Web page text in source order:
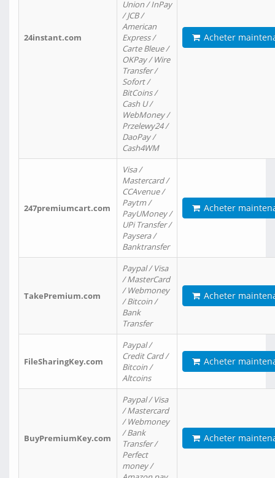
24instant.com
Union / InPay
/ JCB /
American
Express /
Carte Bleue /
OKPay / Wire
Transfer /
Sofort /
BitCoins /
Cash U /
WebMoney /
Przelewy24 /
DaoPay /
Cash4WM
Acheter
247premiumcart.com
Visa /
Mastercard /
CCAvenue /
Paytm /
PayUMoney /
UPi Transfer /
Paysera /
Banktransfer
Acheter
TakePremium.com
Paypal / Visa
/ MasterCard
/ Webmoney
/ Bitcoin /
Bank
Transfer
Acheter
FileSharingKey.com
Paypal /
Credit Card /
Bitcoin /
Altcoins
Acheter
BuyPremiumKey.com
Paypal / Visa
/ Mastercard
/ Webmoney
/ Bank
Transfer /
Perfect
money /
Acheter